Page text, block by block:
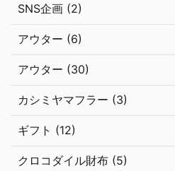
SNS企画 (2)
アウター (6)
アウター (30)
カシミヤマフラー (3)
ギフト (12)
クロコダイル財布 (5)